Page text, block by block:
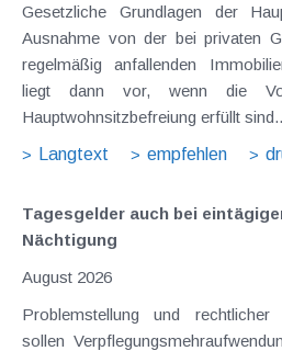
Gesetzliche Grundlagen der
Ausnahme von der bei privaten
regelmäßig anfallenden
liegt dann vor, wenn die
Hauptwohnsitzbefreiung erfüllt
Langtext
empfehlen
Tagesgelder auch bei
Nächtigung
August 2026
Problemstellung und rechtlicher
sollen